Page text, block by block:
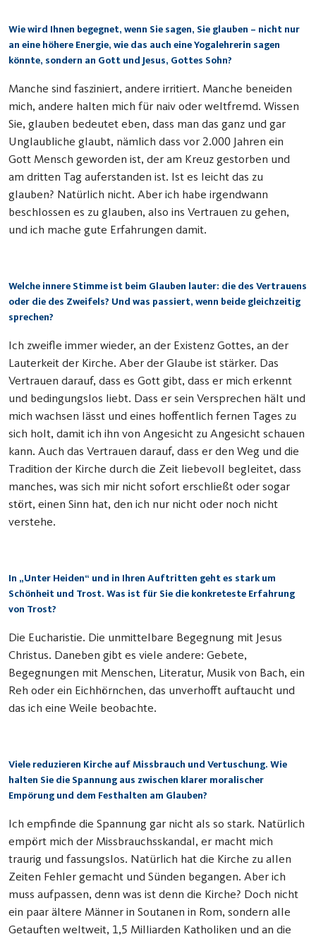
Wie wird Ihnen begegnet, wenn Sie sagen, Sie glauben – nicht nur
an eine höhere Energie, wie das auch eine Yogalehrerin sagen
könnte, sondern an Gott und Jesus, Gottes Sohn?
Manche sind fasziniert, andere irritiert. Manche beneiden
mich, andere halten mich für naiv oder weltfremd. Wissen
Sie, glauben bedeutet eben, dass man das ganz und gar
Unglaubliche glaubt, nämlich dass vor 2.000 Jahren ein
Gott Mensch geworden ist, der am Kreuz gestorben und
am dritten Tag auferstanden ist. Ist es leicht das zu
glauben? Natürlich nicht. Aber ich habe irgendwann
beschlossen es zu glauben, also ins Vertrauen zu gehen,
und ich mache gute Erfahrungen damit.
Welche innere Stimme ist beim Glauben lauter: die des Vertrauens
oder die des Zweifels? Und was passiert, wenn beide gleichzeitig
sprechen?
Ich zweifle immer wieder, an der Existenz Gottes, an der
Lauterkeit der Kirche. Aber der Glaube ist stärker. Das
Vertrauen darauf, dass es Gott gibt, dass er mich erkennt
und bedingungslos liebt. Dass er sein Versprechen hält und
mich wachsen lässt und eines hoffentlich fernen Tages zu
sich holt, damit ich ihn von Angesicht zu Angesicht schauen
kann. Auch das Vertrauen darauf, dass er den Weg und die
Tradition der Kirche durch die Zeit liebevoll begleitet, dass
manches, was sich mir nicht sofort erschließt oder sogar
stört, einen Sinn hat, den ich nur nicht oder noch nicht
verstehe.
In „Unter Heiden“ und in Ihren Auftritten geht es stark um
Schönheit und Trost. Was ist für Sie die konkreteste Erfahrung
von Trost?
Die Eucharistie. Die unmittelbare Begegnung mit Jesus
Christus. Daneben gibt es viele andere: Gebete,
Begegnungen mit Menschen, Literatur, Musik von Bach, ein
Reh oder ein Eichhörnchen, das unverhofft auftaucht und
das ich eine Weile beobachte.
Viele reduzieren Kirche auf Missbrauch und Vertuschung. Wie
halten Sie die Spannung aus zwischen klarer moralischer
Empörung und dem Festhalten am Glauben?
Ich empfinde die Spannung gar nicht als so stark. Natürlich
empört mich der Missbrauchsskandal, er macht mich
traurig und fassungslos. Natürlich hat die Kirche zu allen
Zeiten Fehler gemacht und Sünden begangen. Aber ich
muss aufpassen, denn was ist denn die Kirche? Doch nicht
ein paar ältere Männer in Soutanen in Rom, sondern alle
Getauften weltweit, 1,5 Milliarden Katholiken und an die